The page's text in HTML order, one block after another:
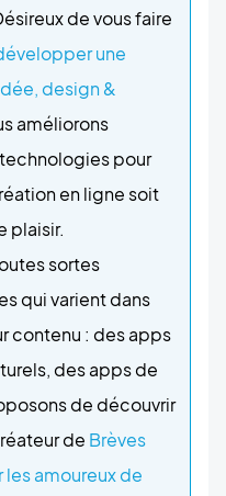
de vous faire
une
design &
améliorons
pour
en ligne soit
plaisir.
sortes
qui varient dans
contenu : des apps
des apps de
de découvrir
de Brèves
amoureux de